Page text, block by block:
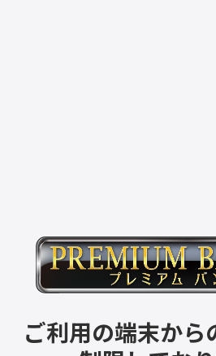
ご利用の端末から